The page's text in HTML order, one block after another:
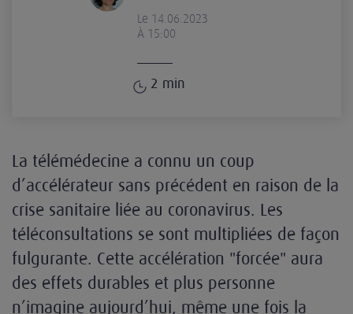
Le 14.06.2023
À 15:00
2 min
La télémédecine a connu un coup
d’accélérateur sans précédent en raison de la
crise sanitaire liée au coronavirus. Les
téléconsultations se sont multipliées de façon
fulgurante. Cette accélération "forcée" aura
des effets durables et plus personne
n’imagine aujourd’hui, même une fois la